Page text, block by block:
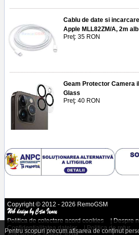
Cablu de date si
Apple MLL82ZM/A, 2m alb
Preţ: 35 RON
Geam Protector Camera
Glass
Preţ: 40 RON
Copyright © 2012 - 2026 RemoGSM
Politica de colectare acord cookies | Despre
Confidenţialitatea datelor
| Politica de retur
Pentru scopuri precum afișarea de conținut